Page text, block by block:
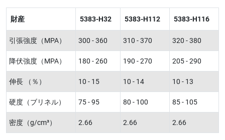
財産 5383-H32 5383-H112 5383-H116
引張強度（MPA） 300 - 360 310 - 370 320 - 380
降伏強度（MPA） 180 - 260 190 - 270 205 - 290
伸長 （％） 10 - 15 10 - 14 10 - 13
硬度（ブリネル） 75 - 95 80 - 100 85 - 105
密度（g/cm³） 2.66 2.66 2.66